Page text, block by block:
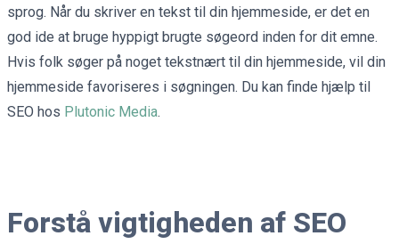
sprog. Når du skriver en tekst til din hjemmeside, er det en
god ide at bruge hyppigt brugte søgeord inden for dit emne.
Hvis folk søger på noget tekstnært til din hjemmeside, vil din
hjemmeside favoriseres i søgningen. Du kan finde hjælp til
SEO hos Plutonic Media.
Forstå vigtigheden af SEO